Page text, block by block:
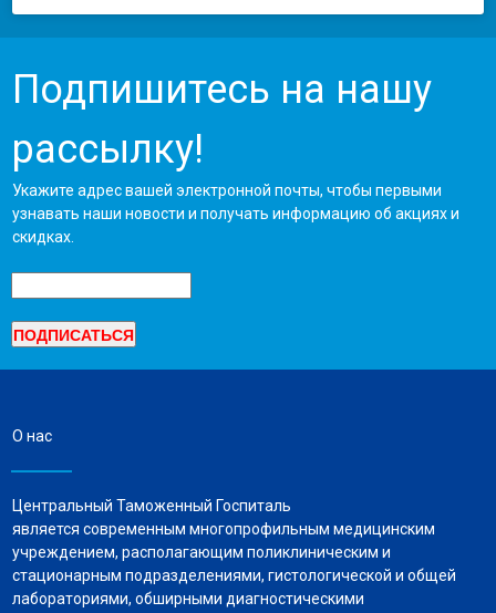
Подпишитесь на нашу
рассылку!
Укажите адрес вашей электронной почты, чтобы первыми
узнавать наши новости и получать информацию об акциях и
скидках.
О нас
Центральный Таможенный Госпиталь
является современным многопрофильным медицинским
учреждением, располагающим поликлиническим и
стационарным подразделениями, гистологической и общей
лабораториями, обширными диагностическими